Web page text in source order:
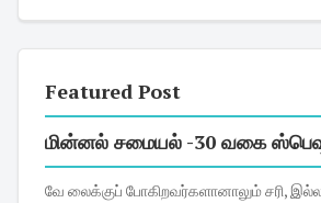
Featured Post
மின்னல் சமையல் -30 வகை
வே லைக்குப் போகிறவர்களானாலும் சரி, இல்லத்தரசிகளானாலும்